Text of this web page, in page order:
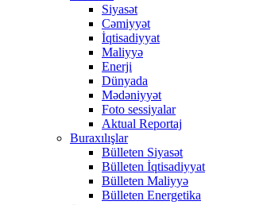
Siyasət
Cəmiyyət
İqtisadiyyat
Maliyyə
Enerji
Dünyada
Mədəniyyət
Foto sessiyalar
Aktual Reportaj
Buraxılışlar
Bülleten Siyasət
Bülleten İqtisadiyyat
Bülleten Maliyyə
Bülleten Energetika